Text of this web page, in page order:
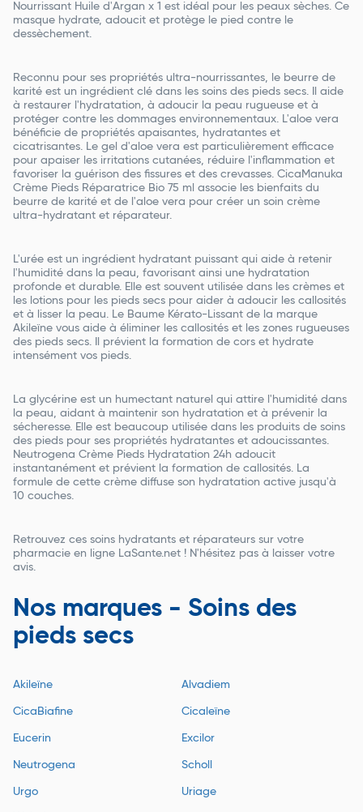
Nourrissant Huile d'Argan x 1 est idéal pour les peaux sèches. Ce
masque hydrate, adoucit et protège le pied contre le
dessèchement.
Reconnu pour ses propriétés ultra-nourrissantes, le beurre de
karité est un ingrédient clé dans les soins des pieds secs. Il aide
à restaurer l'hydratation, à adoucir la peau rugueuse et à
protéger contre les dommages environnementaux. L'aloe vera
bénéficie de propriétés apaisantes, hydratantes et
cicatrisantes. Le gel d'aloe vera est particulièrement efficace
pour apaiser les irritations cutanées, réduire l'inflammation et
favoriser la guérison des fissures et des crevasses. CicaManuka
Crème Pieds Réparatrice Bio 75 ml associe les bienfaits du
beurre de karité et de l'aloe vera pour créer un soin crème
ultra-hydratant et réparateur.
L'urée est un ingrédient hydratant puissant qui aide à retenir
l'humidité dans la peau, favorisant ainsi une hydratation
profonde et durable. Elle est souvent utilisée dans les crèmes et
les lotions pour les pieds secs pour aider à adoucir les callosités
et à lisser la peau. Le Baume Kérato-Lissant de la marque
Akileïne vous aide à éliminer les callosités et les zones rugueuses
des pieds secs. Il prévient la formation de cors et hydrate
intensément vos pieds.
La glycérine est un humectant naturel qui attire l'humidité dans
la peau, aidant à maintenir son hydratation et à prévenir la
sécheresse. Elle est beaucoup utilisée dans les produits de soins
des pieds pour ses propriétés hydratantes et adoucissantes.
Neutrogena Crème Pieds Hydratation 24h adoucit
instantanément et prévient la formation de callosités. La
formule de cette crème diffuse son hydratation active jusqu'à
10 couches.
Retrouvez ces soins hydratants et réparateurs sur votre
pharmacie en ligne LaSante.net ! N'hésitez pas à laisser votre
avis.
Nos marques - Soins des
pieds secs
Akileïne Alvadiem
CicaBiafine Cicaleïne
Eucerin Excilor
Neutrogena Scholl
Urgo Uriage